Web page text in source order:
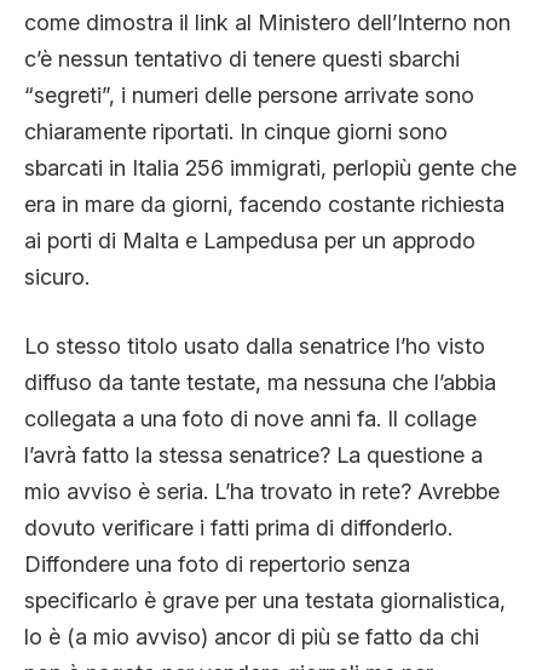
come dimostra il link al Ministero dell’Interno non
c’è nessun tentativo di tenere questi sbarchi
“segreti”, i numeri delle persone arrivate sono
chiaramente riportati. In cinque giorni sono
sbarcati in Italia 256 immigrati, perlopiù gente che
era in mare da giorni, facendo costante richiesta
ai porti di Malta e Lampedusa per un approdo
sicuro.
Lo stesso titolo usato dalla senatrice l’ho visto
diffuso da tante testate, ma nessuna che l’abbia
collegata a una foto di nove anni fa. Il collage
l’avrà fatto la stessa senatrice? La questione a
mio avviso è seria. L’ha trovato in rete? Avrebbe
dovuto verificare i fatti prima di diffonderlo.
Diffondere una foto di repertorio senza
specificarlo è grave per una testata giornalistica,
lo è (a mio avviso) ancor di più se fatto da chi